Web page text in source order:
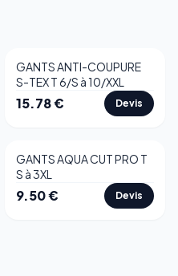
GANTS ANTI-COUPURE
S-TEX T 6/S à 10/XXL
15.78€ Devis
GANTS AQUA CUT PRO T
S à 3XL
9.50€ Devis